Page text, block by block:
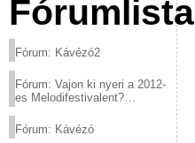
Fórumlista
Fórum: Kávézó2
Fórum: Vajon ki nyeri a 2012-
es Melodifestivalent?
Fórum: Kávézó